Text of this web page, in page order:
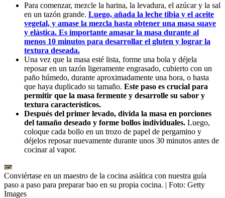
Para comenzar, mezcle la harina, la levadura, el azúcar y la sal
en un tazón grande. Luego, añada la leche tibia y el aceite
vegetal, y amase la mezcla hasta obtener una masa suave
y elástica. Es importante amasar la masa durante al
menos 10 minutos para desarrollar el gluten y lograr la
textura deseada.
Una vez que la masa esté lista, forme una bola y déjela
reposar en un tazón ligeramente engrasado, cubierto con un
paño húmedo, durante aproximadamente una hora, o hasta
que haya duplicado su tamaño. Este paso es crucial para
permitir que la masa fermente y desarrolle su sabor y
textura característicos.
Después del primer levado, divida la masa en porciones
del tamaño deseado y forme bollos individuales. Luego,
coloque cada bollo en un trozo de papel de pergamino y
déjelos reposar nuevamente durante unos 30 minutos antes de
cocinar al vapor.
Conviértase en un maestro de la cocina asiática con nuestra guía
paso a paso para preparar bao en su propia cocina. | Foto: Getty
Images